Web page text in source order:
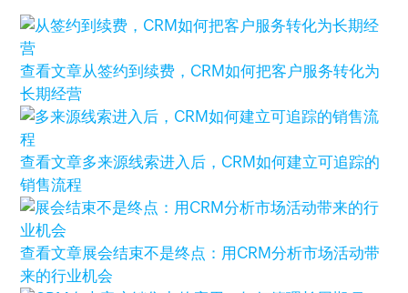
查看文章从签约到续费，CRM如何把客户服务转化为
长期经营
查看文章多来源线索进入后，CRM如何建立可追踪的
销售流程
查看文章展会结束不是终点：用CRM分析市场活动带
来的行业机会